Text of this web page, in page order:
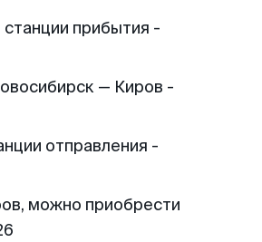
прибытия -
— Киров -
отправления -
можно приобрести